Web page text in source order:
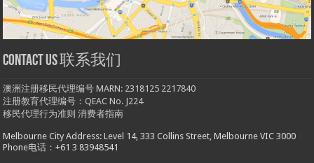
Contact us 联系我们
澳洲注册移民代理编号 MARN: 2318125 2217840
注册教育代理编号：QEAC No. J224
移民代理行为准则 消费者指南
Melbourne City Address: Level 14, 333 Collins Street, Melbourne VIC 3000
Phone电话：+61 3 83948541